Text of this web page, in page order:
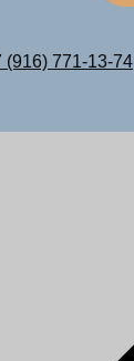
(916) 771-13-74